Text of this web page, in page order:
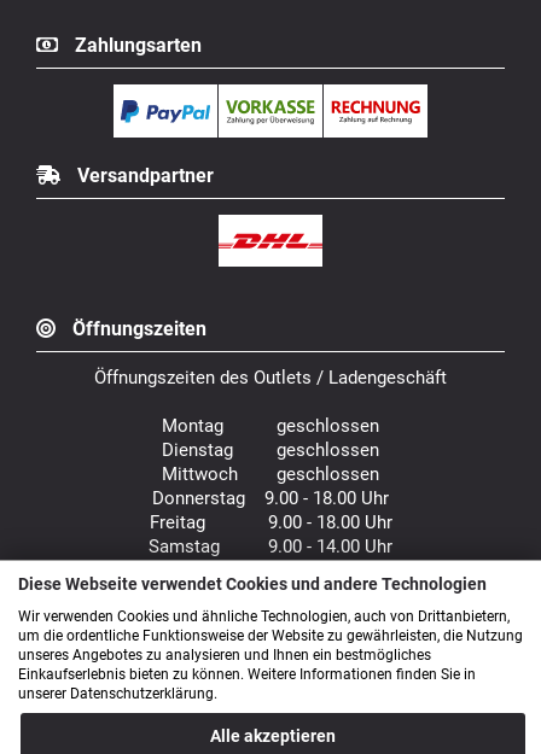
Zahlungsarten
Versandpartner
Öffnungszeiten
Öffnungszeiten des Outlets / Ladengeschäft
Montag geschlossen
Dienstag geschlossen
Mittwoch geschlossen
Donnerstag 9.00 - 18.00 Uhr
Freitag 9.00 - 18.00 Uhr
Samstag 9.00 - 14.00 Uhr
Bürozeiten: Mo. - Fr. von 9.00 - 16.00 Uhr
Anfahrt
Diese Webseite verwendet Cookies und andere Technologien
Wir verwenden Cookies und ähnliche Technologien, auch von Drittanbietern,
um die ordentliche Funktionsweise der Website zu gewährleisten, die Nutzung
unseres Angebotes zu analysieren und Ihnen ein bestmögliches
Einkaufserlebnis bieten zu können. Weitere Informationen finden Sie in
unserer Datenschutzerklärung.
Alle akzeptieren